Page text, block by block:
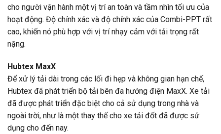
cho người vận hành một vị trí an toàn và tầm nhìn tối ưu của
hoạt động. Độ chính xác và độ chính xác của Combi-PPT rất
cao, khiến nó phù hợp với vị trí nhạy cảm với tải trọng rất
nặng.
Hubtex MaxX
Để xử lý tải dài trong các lối đi hẹp và không gian hạn chế,
Hubtex đã phát triển bộ tải bên đa hướng điện MaxX. Xe tải
đã được phát triển đặc biệt cho cả sử dụng trong nhà và
ngoài trời, như là một thay thế cho xe tải đốt đã được sử
dụng cho đến nay.